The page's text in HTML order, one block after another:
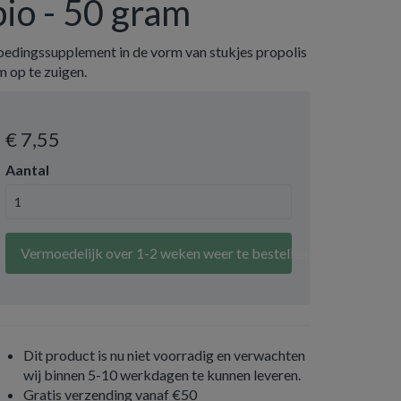
- 50 gram
in de vorm van stukjes propolis
op te zuigen.
€ 7,55
Aantal
Vermoedelijk over 1-2 weken weer te bestellen
Dit product is nu niet voorradig en verwachten
wij binnen 5-10 werkdagen te kunnen leveren.
Gratis verzending vanaf €50